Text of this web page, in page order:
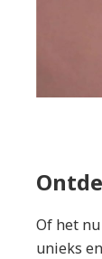
Of het
unieks